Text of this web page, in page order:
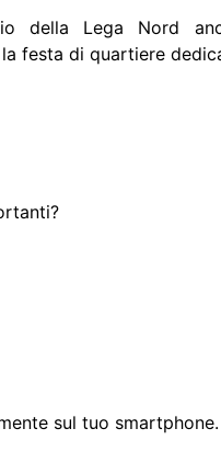
della Lega Nord
festa di quartiere
sul tuo smartphone.